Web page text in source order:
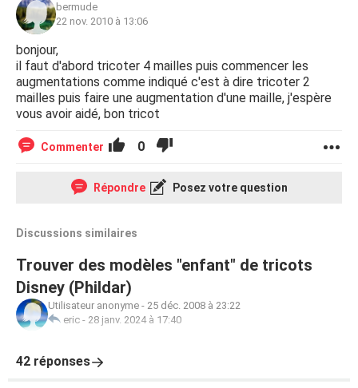
bermude
22 nov. 2010 à 13:06
bonjour,
il faut d'abord tricoter 4 mailles puis commencer les
augmentations comme indiqué c'est à dire tricoter 2
mailles puis faire une augmentation d'une maille, j'espère
vous avoir aidé, bon tricot
Commenter 0
Répondre Posez votre question
Discussions similaires
Trouver des modèles "enfant" de tricots
Disney (Phildar)
Utilisateur anonyme - 25 déc. 2008 à 23:22
eric - 28 janv. 2024 à 17:40
42 réponses